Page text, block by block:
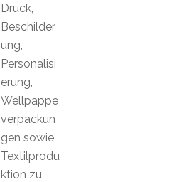
Druck,
Beschilder
ung,
Personalisi
erung,
Wellpappe
verpackun
gen sowie
Textilprodu
ktion zu